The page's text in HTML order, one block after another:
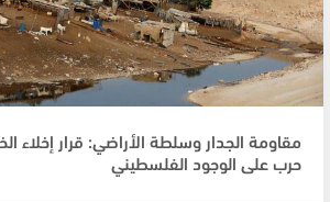
مقاومة الجدار وسلطة الأراضي: قرار إخلاء
حرب على الوجود الفلسطيني